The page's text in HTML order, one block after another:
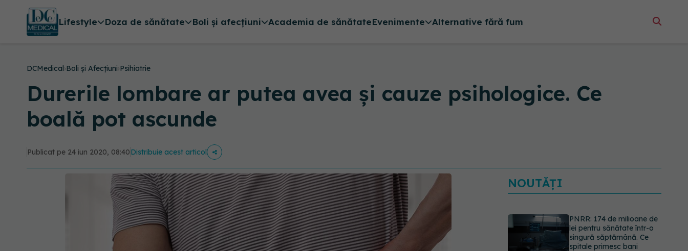
Lifestyle Doza de sănătate Boli și afecțiuni Academia de sănătateEvenimente Alternative fără fum
DCMedical›Boli și Afecțiuni›Psihiatrie
Durerile lombare ar putea avea și cauze psihologice. Ce
boală pot ascunde
Publicat pe 24 iun 2020, 08:40Distribuie acest articol
NOUTĂȚI
PNRR: 174 de milioane de
lei pentru sănătate într-o
singură săptămână. Ce
spitale primesc bani